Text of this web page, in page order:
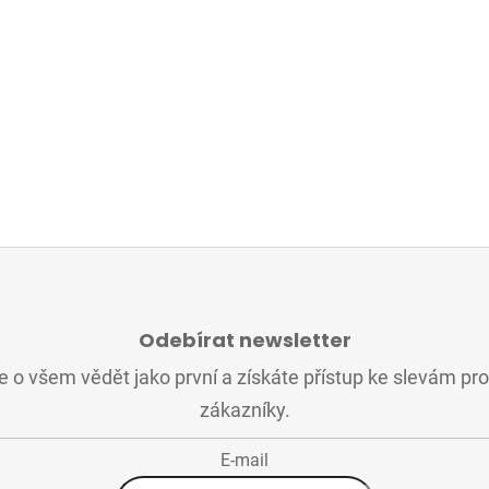
Odebírat newsletter
o všem vědět jako první a získáte přístup ke slevám
zákazníky.
E-mail